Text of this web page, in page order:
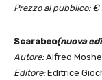
Prezzo al pubblico: €
Scarabeo(nuova
Autore:Alfred
Editore:Editrice